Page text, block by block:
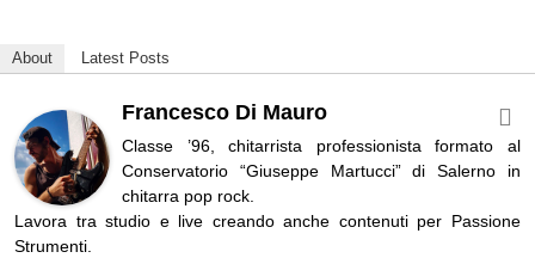
About Latest Posts
Francesco Di Mauro
Classe ’96, chitarrista professionista formato al
Conservatorio “Giuseppe Martucci” di Salerno in
chitarra pop rock.
Lavora tra studio e live creando anche contenuti per Passione
Strumenti.